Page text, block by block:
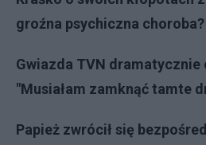
groźna psychiczna choroba?
Gwiazda TVN dramatycznie
"Musiałam zamknąć tamte
Papież zwrócił się